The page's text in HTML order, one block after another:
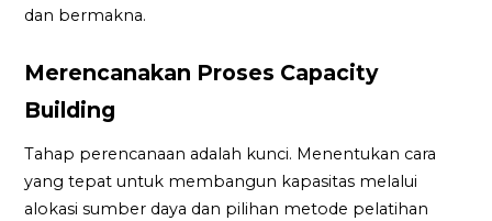
dan bermakna.
Merencanakan Proses Capacity
Building
Tahap perencanaan adalah kunci. Menentukan cara
yang tepat untuk membangun kapasitas melalui
alokasi sumber daya dan pilihan metode pelatihan